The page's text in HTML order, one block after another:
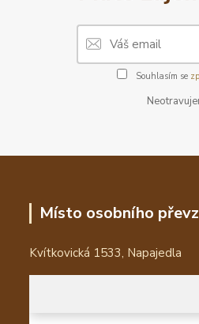
Souhlasím se
Místo osobního
Kvítkovická 1533, Napajedla